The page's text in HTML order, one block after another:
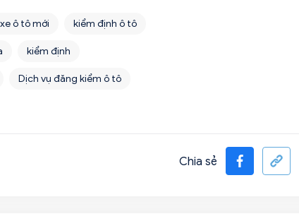
ô tô mới kiểm định ô tô
kiểm định
Dịch vụ đăng kiểm ô tô
Chia sẻ